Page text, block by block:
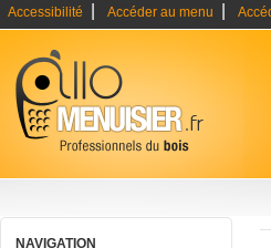
Accessibilité Accéder au menu
NAVIGATION